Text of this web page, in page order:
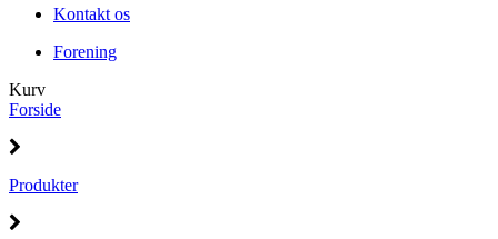
Kontakt os
Forening
Kurv
Forside
Produkter